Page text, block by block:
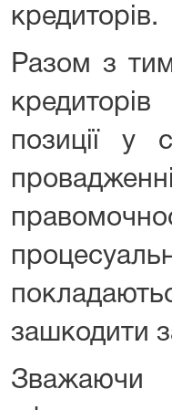
кредиторів.
Разом з
позиції у
зашкодити